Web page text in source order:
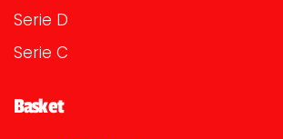
Serie D
Serie C
Basket